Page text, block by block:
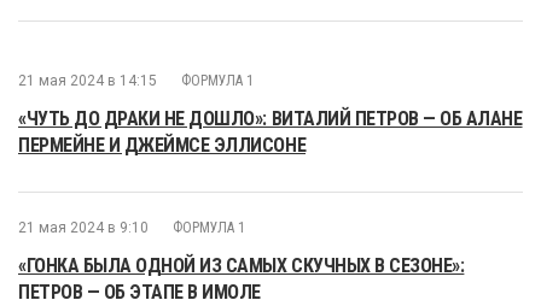
21 мая 2024 в 14:15 ФОРМУЛА 1
«ЧУТЬ ДО ДРАКИ НЕ ДОШЛО»: ВИТАЛИЙ ПЕТРОВ — ОБ АЛАНЕ
ПЕРМЕЙНЕ И ДЖЕЙМСЕ ЭЛЛИСОНЕ
21 мая 2024 в 9:10 ФОРМУЛА 1
«ГОНКА БЫЛА ОДНОЙ ИЗ САМЫХ СКУЧНЫХ В СЕЗОНЕ»:
ПЕТРОВ — ОБ ЭТАПЕ В ИМОЛЕ